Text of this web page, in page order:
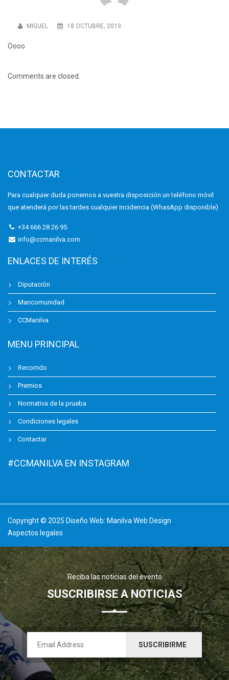
MIGUEL 18 OCTUBRE, 2019
Oooo
Comments are closed.
CONTACTAR
Para cualquier duda ponemos a vuestra disposición un teléfono móvil
que atenderá por las tardes cualquier incidencia (WhasApp disponible)
+34 666 28 26 95
info@ccmanilva.com
ENLACES DE INTERÉS
Diputación
Mancomunidad
CCManilva
MENU PRINCIPAL
Recorrido
Premios
Normativa de la prueba
Condiciones legales
Contactar
#CCMANILVA EN INSTAGRAM
Copyright © 2025 Diseño Web: Manilva Web Design
Aspectos legales
Reciba las noticias del evento
SUSCRIBIRSE A NOTICIAS